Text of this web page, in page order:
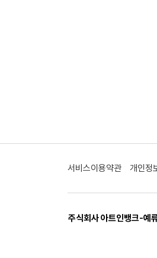
서비스이용약관 개인정
주식회사 아트인뱅크-예